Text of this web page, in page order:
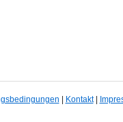
Kontakt|